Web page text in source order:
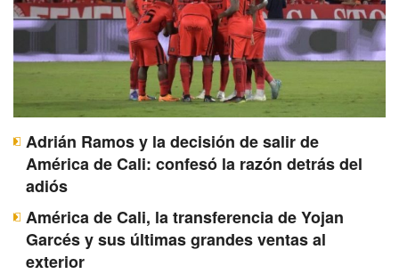
Adrián Ramos y la decisión de salir de
América de Cali: confesó la razón detrás del
adiós
América de Cali, la transferencia de Yojan
Garcés y sus últimas grandes ventas al
exterior